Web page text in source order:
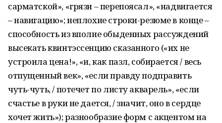
сарматской», «грязи – перепоясал», «надвигается
– навигацию»; неплохие строки-резюме в конце –
способность из вполне обыденных рассуждений
высекать квинтэссенцию сказанного («их не
устроила цена!», «и, как пазл, собирается / весь
отпущенный век», «если правду подправить
чуть-чуть, / потечет по листу акварель», «если
счастье в руки не дается, / значит, оно в сердце
хочет жить»); разнообразие форм с акцентом на